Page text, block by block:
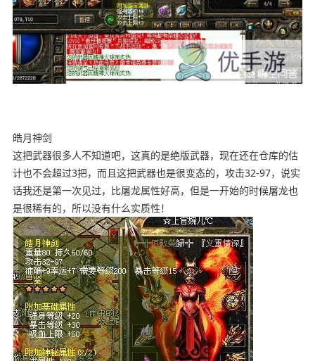
皓月神剑
这把武器很多人不知道吧，这真的是绝版武器，现在还在仓库的估
计也不会超过3把，而且这把武器也是很变态的，攻击32-97，说实
话我还是第一次见过，比屠龙属性好高，但是一开始的时候屠龙也
是很稀有的，所以没有什么实质性！